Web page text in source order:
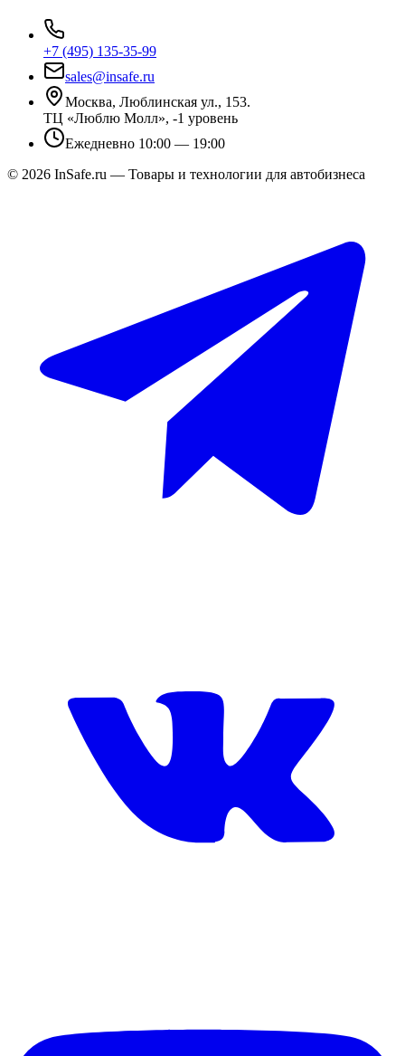
+7 (495) 135-35-99
sales@insafe.ru
Москва, Люблинская ул., 153.
ТЦ «Люблю Молл», -1 уровень
Ежедневно 10:00 — 19:00
© 2026 InSafe.ru — Товары и технологии для автобизнеса